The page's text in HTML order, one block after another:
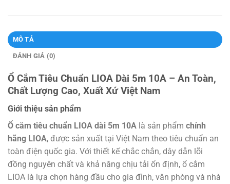
MÔ TẢ
ĐÁNH GIÁ (0)
Ổ Cắm Tiêu Chuẩn LIOA Dài 5m 10A – An Toàn,
Chất Lượng Cao, Xuất Xứ Việt Nam
Giới thiệu sản phẩm
Ổ cắm tiêu chuẩn LIOA dài 5m 10A là sản phẩm chính
hãng LIOA, được sản xuất tại Việt Nam theo tiêu chuẩn an
toàn điện quốc gia. Với thiết kế chắc chắn, dây dẫn lõi
đồng nguyên chất và khả năng chịu tải ổn định, ổ cắm
LIOA là lựa chọn hàng đầu cho gia đình, văn phòng và nhà